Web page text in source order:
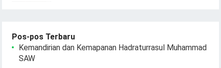
Pos-pos Terbaru
Kemandirian dan Kemapanan Hadraturrasul Muhammad
SAW